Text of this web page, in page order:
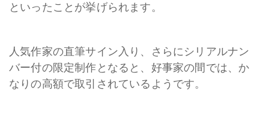
といったことが挙げられます。
人気作家の直筆サイン入り、さらにシリアルナン
バー付の限定制作となると、好事家の間では、か
なりの高額で取引されているようです。